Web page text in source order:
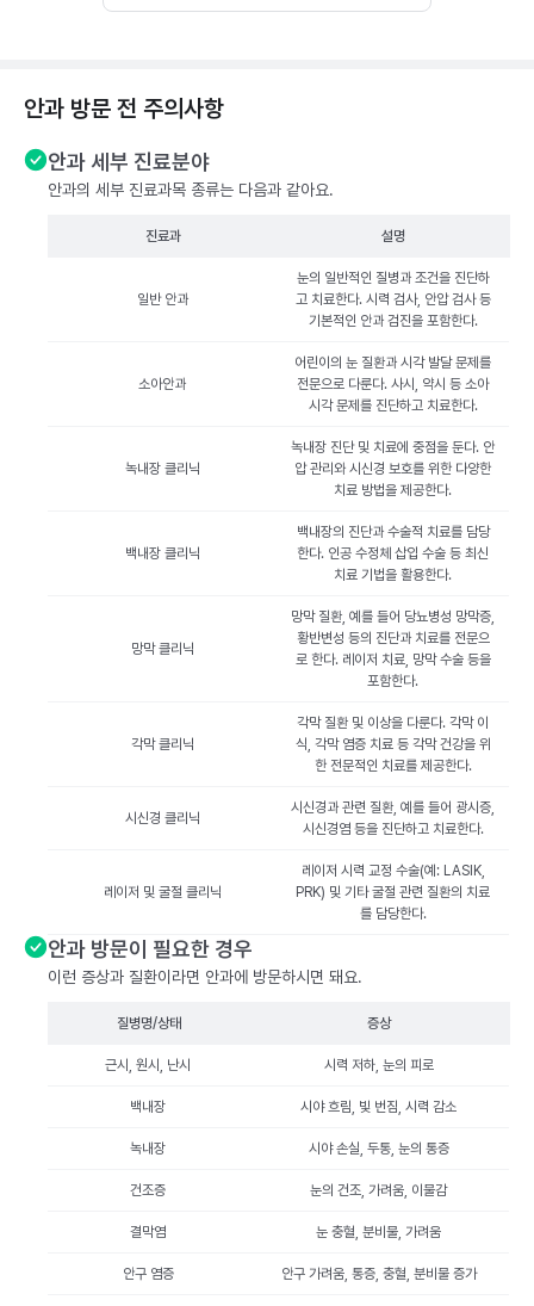
안과 방문 전 주의사항
안과 세부 진료분야
안과의 세부 진료과목 종류는 다음과 같아요.
진료과 설명
일반 안과
눈의 일반적인 질병과 조건을 진단하
고 치료한다. 시력 검사, 안압 검사 등
기본적인 안과 검진을 포함한다.
소아안과
어린이의 눈 질환과 시각 발달 문제를
전문으로 다룬다. 사시, 약시 등 소아
시각 문제를 진단하고 치료한다.
녹내장 클리닉
녹내장 진단 및 치료에 중점을 둔다. 안
압 관리와 시신경 보호를 위한 다양한
치료 방법을 제공한다.
백내장 클리닉
백내장의 진단과 수술적 치료를 담당
한다. 인공 수정체 삽입 수술 등 최신
치료 기법을 활용한다.
망막 클리닉
망막 질환, 예를 들어 당뇨병성 망막증,
황반변성 등의 진단과 치료를 전문으
로 한다. 레이저 치료, 망막 수술 등을
포함한다.
각막 클리닉
각막 질환 및 이상을 다룬다. 각막 이
식, 각막 염증 치료 등 각막 건강을 위
한 전문적인 치료를 제공한다.
시신경 클리닉
시신경과 관련 질환, 예를 들어 광시증,
시신경염 등을 진단하고 치료한다.
레이저 및 굴절 클리닉
레이저 시력 교정 수술(예: LASIK,
PRK) 및 기타 굴절 관련 질환의 치료
를 담당한다.
안과 방문이 필요한 경우
이런 증상과 질환이라면 안과에 방문하시면 돼요.
질병명/상태 증상
근시, 원시, 난시 시력 저하, 눈의 피로
백내장 시야 흐림, 빛 번짐, 시력 감소
녹내장 시야 손실, 두통, 눈의 통증
건조증 눈의 건조, 가려움, 이물감
결막염 눈 충혈, 분비물, 가려움
안구 염증 안구 가려움, 통증, 충혈, 분비물 증가